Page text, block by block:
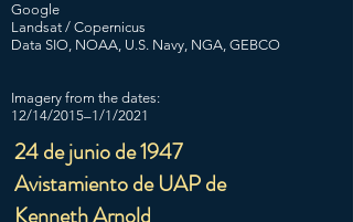
Google
Landsat / Copernicus
Data SIO, NOAA, U.S. Navy, NGA, GEBCO
Imagery from the dates:
12/14/2015–1/1/2021
24 de junio de 1947
Avistamiento de UAP de